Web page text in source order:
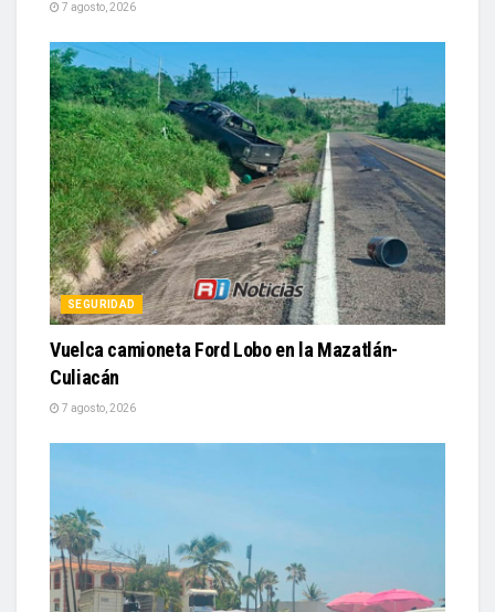
7 agosto, 2026
SEGURIDAD
Vuelca camioneta Ford Lobo en la Mazatlán-
Culiacán
7 agosto, 2026